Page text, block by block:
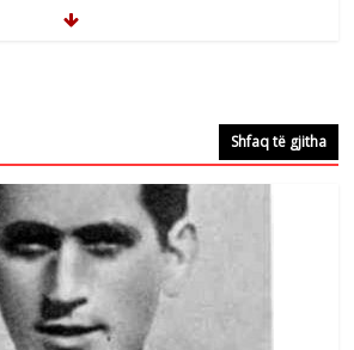
e invalidëve në Fushë Kosovë
Comments Off
Çlirimtari Agron Gërvalla me takime pune
në atdhe të shoqerisë Levizja
August 3, 2026 Comments Off
Shfaq të gjitha